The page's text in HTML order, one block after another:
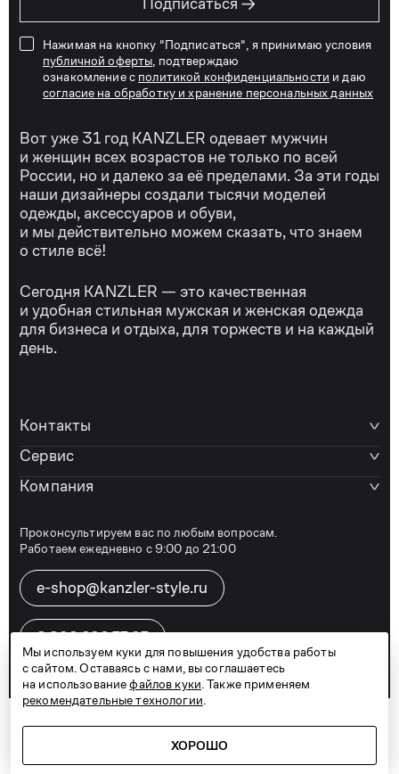
Подписаться
Нажимая на кнопку "Подписаться", я принимаю условия
публичной оферты , подтверждаю
ознакомление с политикой конфиденциальности и даю
согласие на обработку и хранение персональных данных
Вот уже 31 год KANZLER одевает мужчин
и женщин всех возрастов не только по всей
России, но и далеко за её пределами. За эти годы
наши дизайнеры создали тысячи моделей
одежды, аксессуаров и обуви,
и мы действительно можем сказать, что знаем
о стиле всё!
Сегодня KANZLER — это качественная
и удобная стильная мужская и женская одежда
для бизнеса и отдыха, для торжеств и на каждый
день.
Контакты
Сервис
Компания
Проконсультируем вас по любым вопросам.
Работаем ежедневно с 9:00 до 21:00
e-shop@kanzler-style.ru
8 800 600 77 07
Политика конфиденциальности
TelegramVkontakteДзен
Мы используем куки для повышения удобства работы
с сайтом. Оставаясь с нами, вы соглашаетесь
на использованиефайлов куки . Также применяем
рекомендательные технологии
ХОРОШО